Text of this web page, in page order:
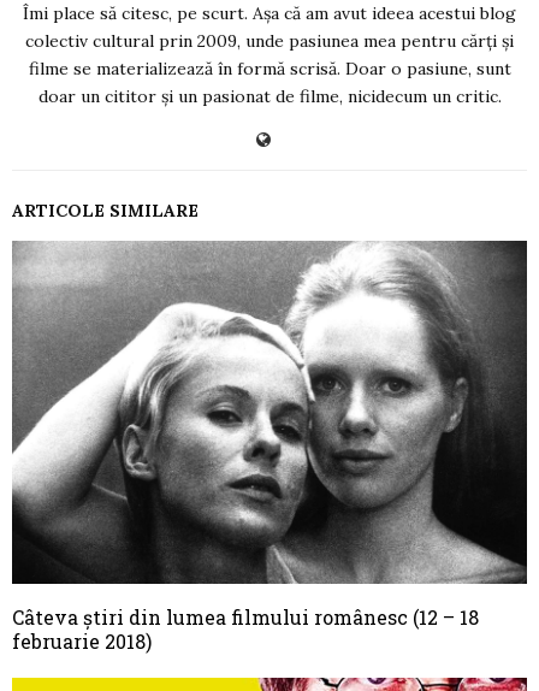
Îmi place să citesc, pe scurt. Așa că am avut ideea acestui blog
colectiv cultural prin 2009, unde pasiunea mea pentru cărți și
filme se materializează în formă scrisă. Doar o pasiune, sunt
doar un cititor și un pasionat de filme, nicidecum un critic.
ARTICOLE SIMILARE
Câteva știri din lumea filmului românesc (12 – 18
februarie 2018)